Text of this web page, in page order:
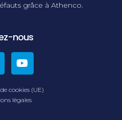
grâce à Athenco.
nous
cookies (UE)
légales